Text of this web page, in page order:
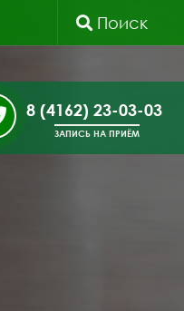
Поиск
8 (4162) 23-03-03
ЗАПИСЬ НА ПРИЁМ